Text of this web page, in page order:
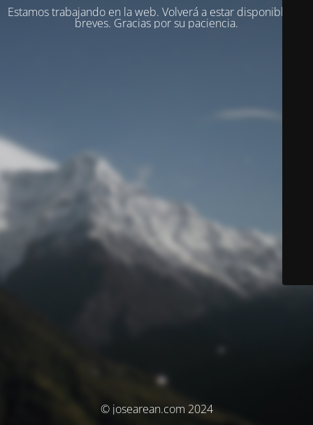
Estamos trabajando en la web. Volverá a estar disponible en
breves. Gracias por su paciencia.
© josearean.com 2024